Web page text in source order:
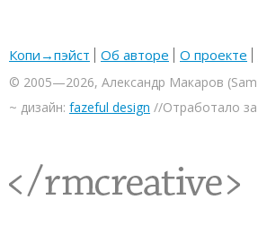
Копи→пэйст Об авторе О проекте
© 2005—2026, Александр Макаров
~ дизайн: fazeful design //Отработало
<rmcreative/>